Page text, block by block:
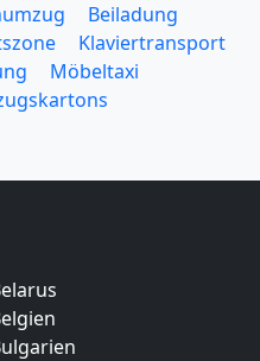
Beiladung
Klaviertransport
Möbeltaxi